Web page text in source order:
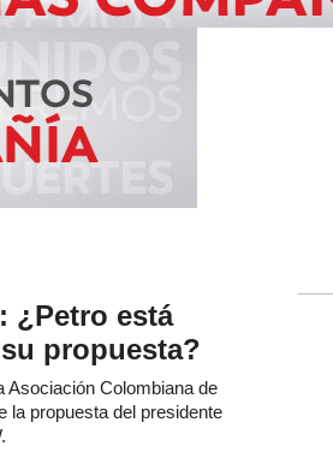
¿Petro está
propuesta?
Asociación Colombiana de
la propuesta del presidente